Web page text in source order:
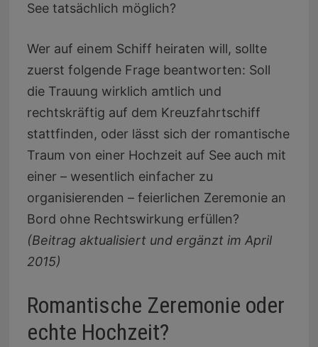
See tatsächlich möglich?
Wer auf einem Schiff heiraten will, sollte
zuerst folgende Frage beantworten: Soll
die Trauung wirklich amtlich und
rechtskräftig auf dem Kreuzfahrtschiff
stattfinden, oder lässt sich der romantische
Traum von einer Hochzeit auf See auch mit
einer – wesentlich einfacher zu
organisierenden – feierlichen Zeremonie an
Bord ohne Rechtswirkung erfüllen?
(Beitrag aktualisiert und ergänzt im April
2015)
Romantische Zeremonie oder
echte Hochzeit?